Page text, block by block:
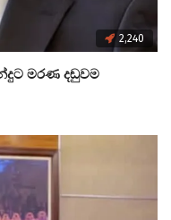
2,240
මරණ දඬුවම